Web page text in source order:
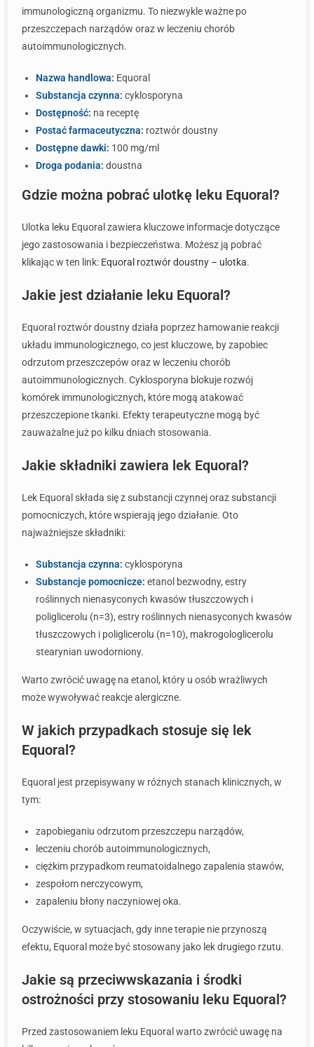
immunologiczną organizmu. To niezwykle ważne po
przeszczepach narządów oraz w leczeniu chorób
autoimmunologicznych.
Nazwa handlowa: Equoral
Substancja czynna: cyklosporyna
Dostępność: na receptę
Postać farmaceutyczna: roztwór doustny
Dostępne dawki: 100 mg/ml
Droga podania: doustna
Gdzie można pobrać ulotkę leku Equoral?
Ulotka leku Equoral zawiera kluczowe informacje dotyczące
jego zastosowania i bezpieczeństwa. Możesz ją pobrać
klikając w ten link: Equoral roztwór doustny – ulotka.
Jakie jest działanie leku Equoral?
Equoral roztwór doustny działa poprzez hamowanie reakcji
układu immunologicznego, co jest kluczowe, by zapobiec
odrzutom przeszczepów oraz w leczeniu chorób
autoimmunologicznych. Cyklosporyna blokuje rozwój
komórek immunologicznych, które mogą atakować
przeszczepione tkanki. Efekty terapeutyczne mogą być
zauważalne już po kilku dniach stosowania.
Jakie składniki zawiera lek Equoral?
Lek Equoral składa się z substancji czynnej oraz substancji
pomocniczych, które wspierają jego działanie. Oto
najważniejsze składniki:
Substancja czynna: cyklosporyna
Substancje pomocnicze: etanol bezwodny, estry
roślinnych nienasyconych kwasów tłuszczowych i
poliglicerolu (n=3), estry roślinnych nienasyconych kwasów
tłuszczowych i poliglicerolu (n=10), makrogologlicerolu
stearynian uwodorniony.
Warto zwrócić uwagę na etanol, który u osób wrażliwych
może wywoływać reakcje alergiczne.
W jakich przypadkach stosuje się lek
Equoral?
Equoral jest przepisywany w różnych stanach klinicznych, w
tym:
zapobieganiu odrzutom przeszczepu narządów,
leczeniu chorób autoimmunologicznych,
ciężkim przypadkom reumatoidalnego zapalenia stawów,
zespołom nerczycowym,
zapaleniu błony naczyniowej oka.
Oczywiście, w sytuacjach, gdy inne terapie nie przynoszą
efektu, Equoral może być stosowany jako lek drugiego rzutu.
Jakie są przeciwwskazania i środki
ostrożności przy stosowaniu leku Equoral?
Przed zastosowaniem leku Equoral warto zwrócić uwagę na